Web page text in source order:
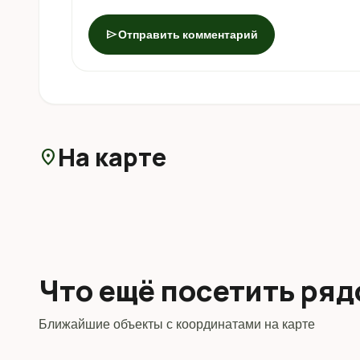
sendОтправить комментарий
location_on На карте
Что ещё посетить
Ближайшие объекты с координатами на карте